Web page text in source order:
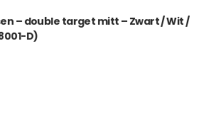
– double target mitt – Zwart / Wit /
D)